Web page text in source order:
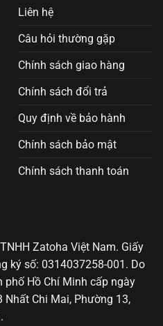
Liên hệ
Câu hỏi thường gặp
Chính sách giao hàng
Chính sách đổi trả
Quy định về bảo hành
Chính sách bảo mật
Chính sách thanh toán
Zatoha Việt Nam. Giấy
ký số: 0314037258-001. Do
Hồ Chí Minh cấp ngày
Nhất Chi Mai, Phường 13,